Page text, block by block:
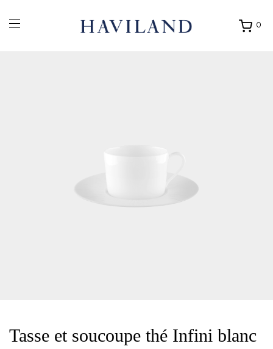
0
Ouvrir
Tasse et soucoupe thé Infini blanc